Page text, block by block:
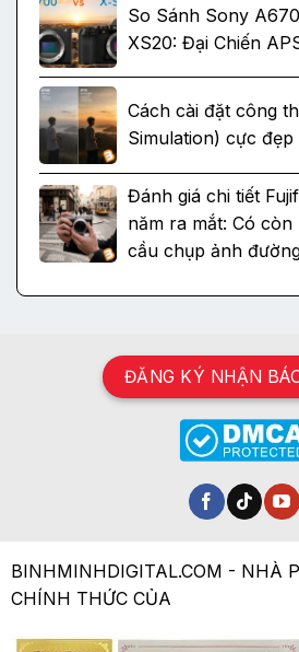
So Sánh Sony
XS20: Đại Chiến
Cách cài đặt công
Simulation) cực đẹp
Đánh giá chi tiết
năm ra mắt: Có
cầu chụp ảnh
ĐĂNG KÝ NHẬN
BINHMINHDIGITAL.COM - NHÀ
CHÍNH THỨC CỦA